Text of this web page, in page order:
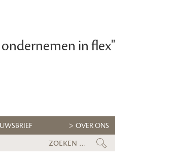
in flex"
OVER ONS
Flexbranche wacht